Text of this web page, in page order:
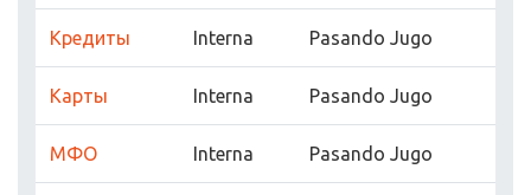
Кредиты Interna Pasando Jugo
Карты Interna Pasando Jugo
МФО Interna Pasando Jugo